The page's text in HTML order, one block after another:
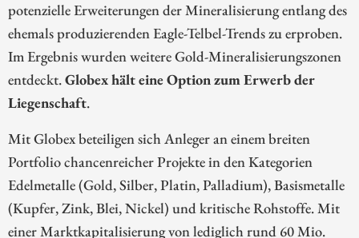
potenzielle Erweiterungen der Mineralisierung entlang des
ehemals produzierenden Eagle-Telbel-Trends zu erproben.
Im Ergebnis wurden weitere Gold-Mineralisierungszonen
entdeckt.Globex hält eine Option zum Erwerb der
Liegenschaft.
Mit Globex beteiligen sich Anleger an einem breiten
Portfolio chancenreicher Projekte in den Kategorien
Edelmetalle (Gold, Silber, Platin, Palladium), Basismetalle
(Kupfer, Zink, Blei, Nickel) und kritische Rohstoffe. Mit
einer Marktkapitalisierung von lediglich rund 60 Mio.